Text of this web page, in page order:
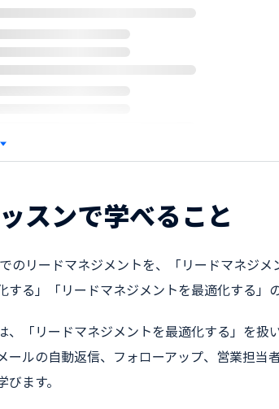
スンで学べること
のリードマネジメントを、「リードマネジ
する」「リードマネジメントを最適化する」
、「リードマネジメントを最適化する」を扱
ールの自動返信、フォローアップ、営業担
ます。